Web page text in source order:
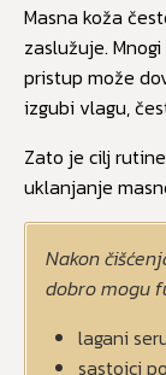
Masna koža
zaslužuje.
pristup može
izgubi vlagu,
Zato je cilj
uklanjanje
Nakon
dobro mogu
lagani
sastojci